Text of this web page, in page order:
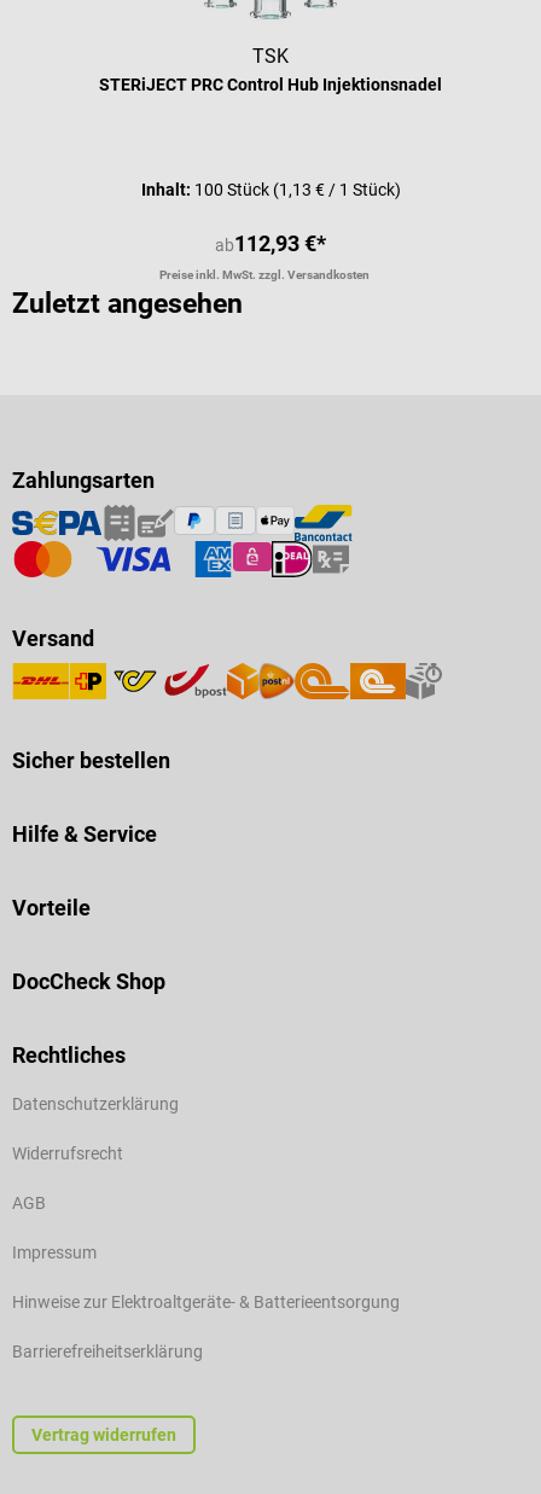
TSK
STERiJECT PRC Control Hub Injektionsnadel
Inhalt: 100 Stück (1,13 € / 1 Stück)
ab112,93 €*
Preise inkl. MwSt. zzgl. Versandkosten
Zuletzt angesehen
Zahlungsarten
Versand
Sicher bestellen
Hilfe & Service
Vorteile
DocCheck Shop
Rechtliches
Datenschutzerklärung
Widerrufsrecht
AGB
Impressum
Hinweise zur Elektroaltgeräte- & Batterieentsorgung
Barrierefreiheitserklärung
Vertrag widerrufen